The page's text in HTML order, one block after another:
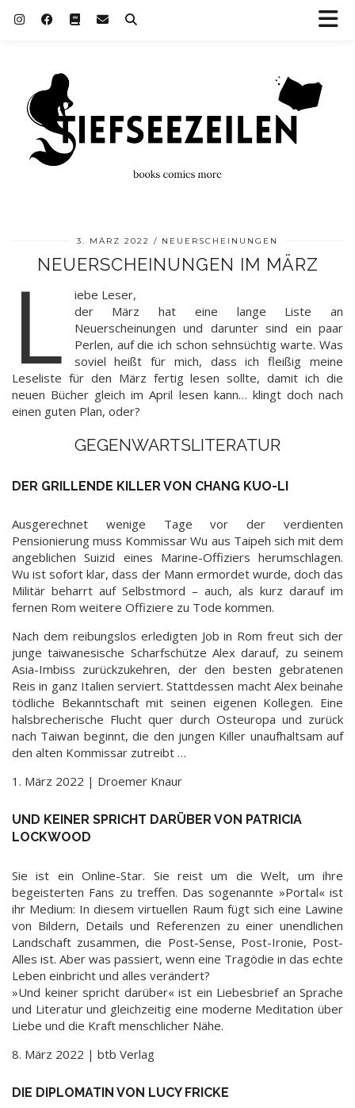
3. MÄRZ 2022 NEUERSCHEINUNGEN
NEUERSCHEINUNGEN IM MÄRZ
L
iebe Leser,
der März hat eine lange Liste an
Neuerscheinungen und darunter sind ein paar
Perlen, auf die ich schon sehnsüchtig warte. Was
soviel heißt für mich, dass ich fleißig meine
Leseliste für den März fertig lesen sollte, damit ich die
neuen Bücher gleich im April lesen kann… klingt doch nach
einen guten Plan, oder?
GEGENWARTSLITERATUR
DER GRILLENDE KILLER VON CHANG KUO-LI
Ausgerechnet wenige Tage vor der verdienten
Pensionierung muss Kommissar Wu aus Taipeh sich mit dem
angeblichen Suizid eines Marine-Offiziers herumschlagen.
Wu ist sofort klar, dass der Mann ermordet wurde, doch das
Militär beharrt auf Selbstmord – auch, als kurz darauf im
fernen Rom weitere Offiziere zu Tode kommen.
Nach dem reibungslos erledigten Job in Rom freut sich der
junge taiwanesische Scharfschütze Alex darauf, zu seinem
Asia-Imbiss zurückzukehren, der den besten gebratenen
Reis in ganz Italien serviert. Stattdessen macht Alex beinahe
tödliche Bekanntschaft mit seinen eigenen Kollegen. Eine
halsbrecherische Flucht quer durch Osteuropa und zurück
nach Taiwan beginnt, die den jungen Killer unaufhaltsam auf
den alten Kommissar zutreibt …
1. März 2022 | Droemer Knaur
UND KEINER SPRICHT DARÜBER VON PATRICIA
LOCKWOOD
Sie ist ein Online-Star. Sie reist um die Welt, um ihre
begeisterten Fans zu treffen. Das sogenannte »Portal« ist
ihr Medium: In diesem virtuellen Raum fügt sich eine Lawine
von Bildern, Details und Referenzen zu einer unendlichen
Landschaft zusammen, die Post-Sense, Post-Ironie, Post-
Alles ist. Aber was passiert, wenn eine Tragödie in das echte
Leben einbricht und alles verändert?
»Und keiner spricht darüber« ist ein Liebesbrief an Sprache
und Literatur und gleichzeitig eine moderne Meditation über
Liebe und die Kraft menschlicher Nähe.
8. März 2022 | btb Verlag
DIE DIPLOMATIN VON LUCY FRICKE